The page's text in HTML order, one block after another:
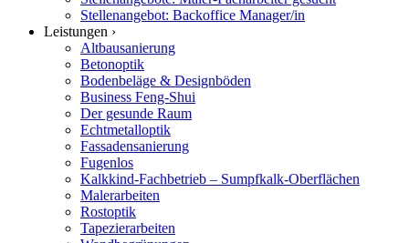
Stellenangebot: Backoffice Manager/in
Leistungen ›
Altbausanierung
Betonoptik
Bodenbeläge & Designböden
Business Feng-Shui
Der gesunde Raum
Echtmetalloptik
Fassadensanierung
Fugenlos
Kalkkind-Fachbetrieb – Sumpfkalk-Oberflächen
Malerarbeiten
Rostoptik
Tapezierarbeiten